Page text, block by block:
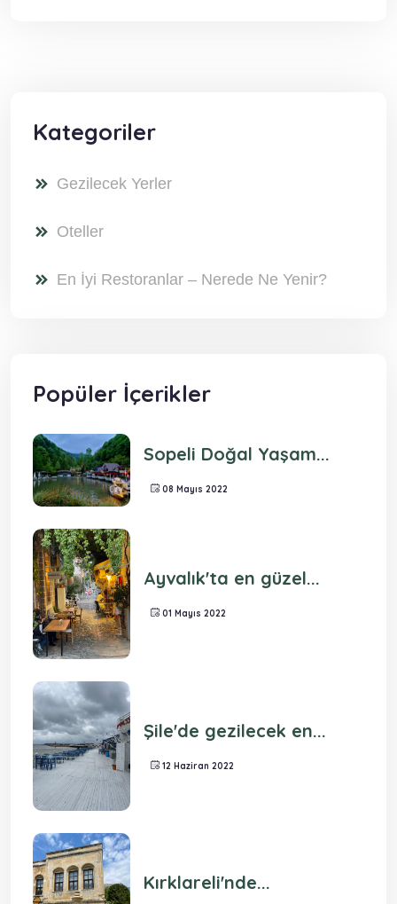
Kategoriler
Gezilecek Yerler
Oteller
En İyi Restoranlar – Nerede Ne Yenir?
Popüler İçerikler
Sopeli Doğal Yaşam...
08 Mayıs 2022
Ayvalık'ta en güzel...
01 Mayıs 2022
Şile'de gezilecek en...
12 Haziran 2022
Kırklareli'nde...